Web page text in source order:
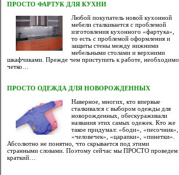
ПРОСТО ФАРТУК ДЛЯ КУХНИ
Любой покупатель новой кухонной
мебели сталкивается с проблемой
изготовления кухонного «фартука»,
то есть с проблемой оформления и
защиты стены между нижними
мебельными столами и верхними
шкафчиками. Прежде чем приступить к работе, необходимо
четко…
ПРОСТО ОДЕЖДА ДЛЯ НОВОРОЖДЕННЫХ
Наверное, многих, кто впервые
сталкивался с выбором одежды для
новорожденных, обескураживали
названия этих самых одежек. Кто же
такое придумал: «боди», «песочник»,
«человечек», «царапки», «пинетки».
Абсолютно не понятно, что скрывается под этими
странными словами. Поэтому сейчас мы ПРОСТО проведем
краткий…